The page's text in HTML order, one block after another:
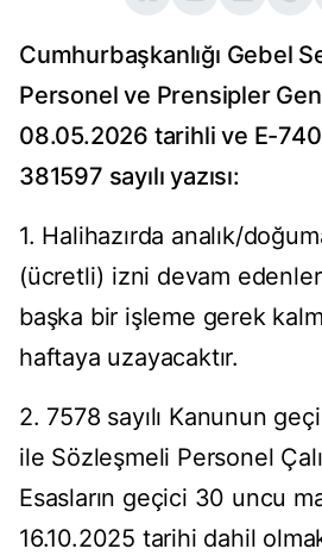
Cumhurbaşkanlığı Gebel
Personel ve Prensipler
08.05.2026 tarihli ve E-
381597 sayılı yazısı:
1. Halihazırda analık/
(ücretli) izni devam
başka bir işleme gerek
haftaya uzayacaktır.
2. 7578 sayılı Kanunun
ile Sözleşmeli Personel
Esasların geçici 30 uncu
16.10.2025 tarihi dahil